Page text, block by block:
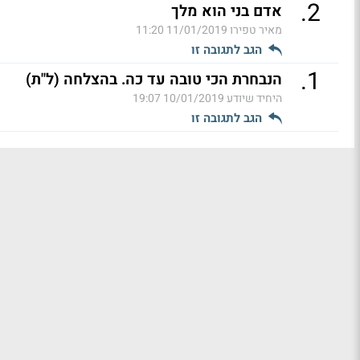
2
. אדם בני הוא מלך
מאיר טפירו11/01/2019 11:20
הגב לתגובה זו
1
. הנבחרת הכי טובה עד כה. בהצלחה (ל"ת)
היחיד שיודע10/01/2019 19:07
הגב לתגובה זו